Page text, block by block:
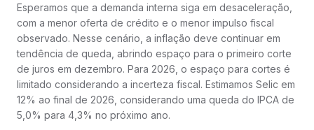
Esperamos que a demanda interna siga em desaceleração,
com a menor oferta de crédito e o menor impulso fiscal
observado. Nesse cenário, a inflação deve continuar em
tendência de queda, abrindo espaço para o primeiro corte
de juros em dezembro. Para 2026, o espaço para cortes é
limitado considerando a incerteza fiscal. Estimamos Selic em
12% ao final de 2026, considerando uma queda do IPCA de
5,0% para 4,3% no próximo ano.